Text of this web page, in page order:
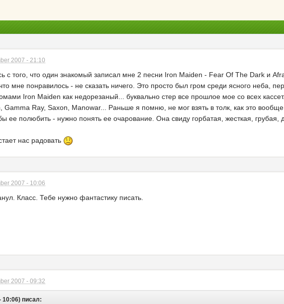
2007 - 21:10
с того, что один знакомый записал мне 2 песни Iron Maiden - Fear Of The Dark и
мне понравилось - не сказать ничего. Это просто был гром среди ясного неба,
Iron Maiden как недорезаный... буквально cтер все прошлое мое со всех
Gamma Ray, Saxon, Manowar... Раньше я помню, не мог взять в толк, как это
ее полюбить - нужно понять ее очарование. Она свиду горбатая, жесткая,
нас радовать
2007 - 10:06
Класс. Тебе нужно фантастику писать.
2007 - 09:32
10:06) писал: